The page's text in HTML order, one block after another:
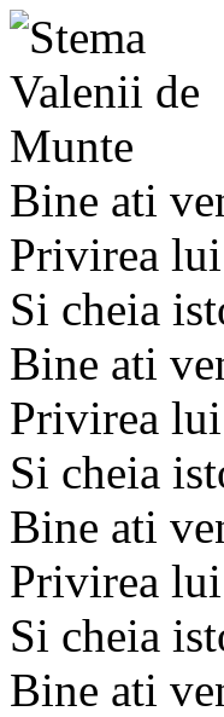
Bine ati
Privirea
Si cheia
Bine ati
Privirea
Si cheia
Bine ati
Privirea
Si cheia
Bine ati